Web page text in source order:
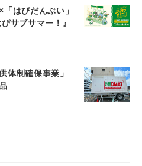
「はぴだんぶい」
サブサマー！』
体制確保事業」